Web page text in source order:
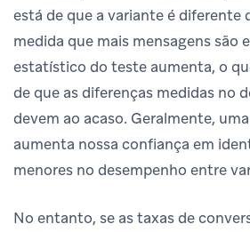
está de que a variante é diferente
medida que mais mensagens são
estatístico do teste aumenta, o
de que as diferenças medidas no
devem ao acaso. Geralmente,
aumenta nossa confiança em
menores no desempenho entre
No entanto, se as taxas de